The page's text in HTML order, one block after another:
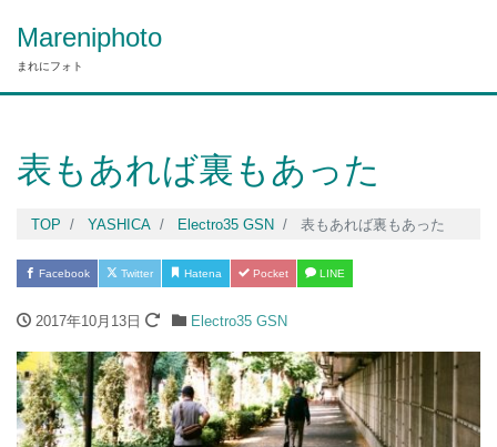
Mareniphoto
まれにフォト
表もあれば裏もあった
TOP YASHICA Electro35 GSN 表もあれば裏もあった
Facebook Twitter Hatena Pocket LINE
2017年10月13日 Electro35 GSN